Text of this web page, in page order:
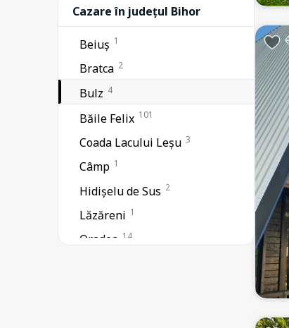
Cazare în județul Bihor
Beiuș 1
Bratca 2
Bulz 4
Băile Felix 101
Coada Lacului Leșu 3
Câmp 1
Hidișelu de Sus 2
Lăzăreni 1
Oradea 14